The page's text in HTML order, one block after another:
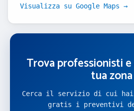
Visualizza su Google Maps →
Trova professionisti
tua zona
Cerca il servizio di cui hai
gratis i preventivi